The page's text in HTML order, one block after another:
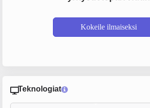
Kokeile ilmaiseksi
Teknologiat